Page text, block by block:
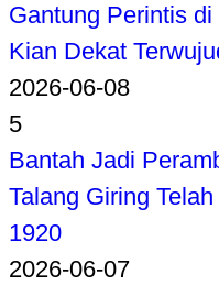
Gantung Perintis
Kian Dekat
2026-06-08
5
Bantah Jadi
Talang Giring
1920
2026-06-07